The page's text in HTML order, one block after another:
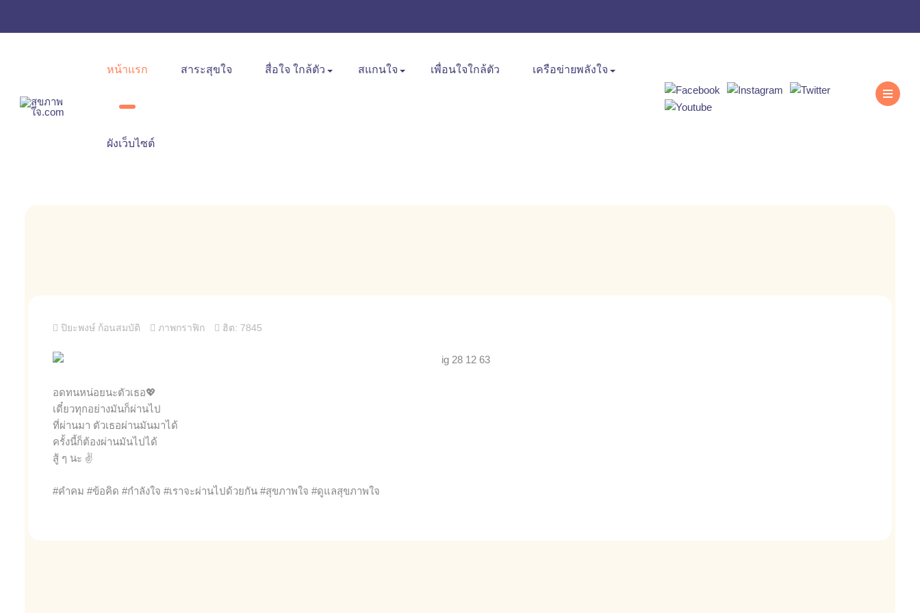
หน้าแรก สาระสุขใจ สื่อใจ ใกล้ตัว สแกนใจ เพื่อนใจใกล้ตัว เครือข่ายพลังใจ
ผังเว็บไซต์
ปิยะพงษ์ ก้อนสมบัติ ภาพกราฟิก ฮิต: 7845
อดทนหน่อยนะตัวเธอ💖
เดี๋ยวทุกอย่างมันก็ผ่านไป
ที่ผ่านมา ตัวเธอผ่านมันมาได้
ครั้งนี้ก็ต้องผ่านมันไปได้
สู้ ๆ นะ ✌
#คำคม #ข้อคิด #กำลังใจ #เราจะผ่านไปด้วยกัน #สุขภาพใจ #ดูแลสุขภาพใจ